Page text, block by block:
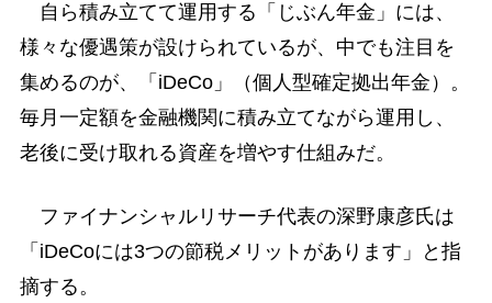
自ら積み立てて運用する「じぶん年金」には、
様々な優遇策が設けられているが、中でも注目を
集めるのが、「iDeCo」（個人型確定拠出年金）。
毎月一定額を金融機関に積み立てながら運用し、
老後に受け取れる資産を増やす仕組みだ。
ファイナンシャルリサーチ代表の深野康彦氏は
「iDeCoには3つの節税メリットがあります」と指
摘する。